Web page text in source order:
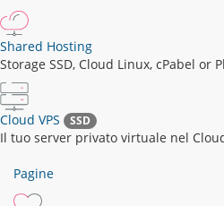
Shared Hosting
Storage SSD, Cloud Linux, cPabel or
Cloud VPS SSD
Il tuo server privato virtuale nel
Pagine